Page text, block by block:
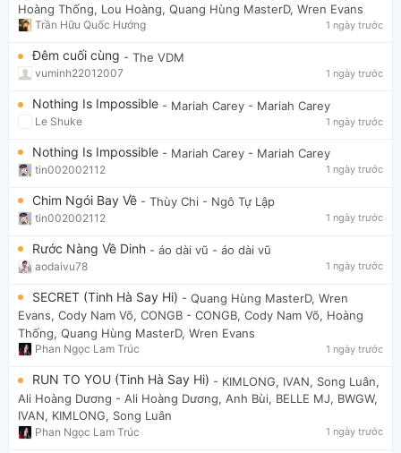
Hoàng Thống, Lou Hoàng, Quang Hùng MasterD, Wren Evans
Trần Hữu Quốc Hướng 1 ngày trước
Đêm cuối cùng - The VDM
vuminh22012007 1 ngày trước
Nothing Is Impossible - Mariah Carey - Mariah Carey
Le Shuke 1 ngày trước
Nothing Is Impossible - Mariah Carey - Mariah Carey
tin002002112 1 ngày trước
Chim Ngói Bay Về - Thùy Chi - Ngô Tự Lập
tin002002112 1 ngày trước
Rước Nàng Về Dinh - áo dài vũ - áo dài vũ
aodaivu78 1 ngày trước
SECRET (Tinh Hà Say Hi) - Quang Hùng MasterD, Wren
Evans, Cody Nam Võ, CONGB - CONGB, Cody Nam Võ, Hoàng
Thống, Quang Hùng MasterD, Wren Evans
Phan Ngọc Lam Trúc 1 ngày trước
RUN TO YOU (Tinh Hà Say Hi) - KIMLONG, IVAN, Song Luân,
Ali Hoàng Dương - Ali Hoàng Dương, Anh Bùi, BELLE MJ, BWGW,
IVAN, KIMLONG, Song Luân
Phan Ngọc Lam Trúc 1 ngày trước